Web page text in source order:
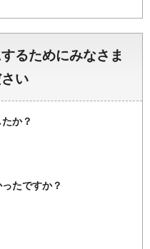
るためにみなさま
い
か？
たですか？